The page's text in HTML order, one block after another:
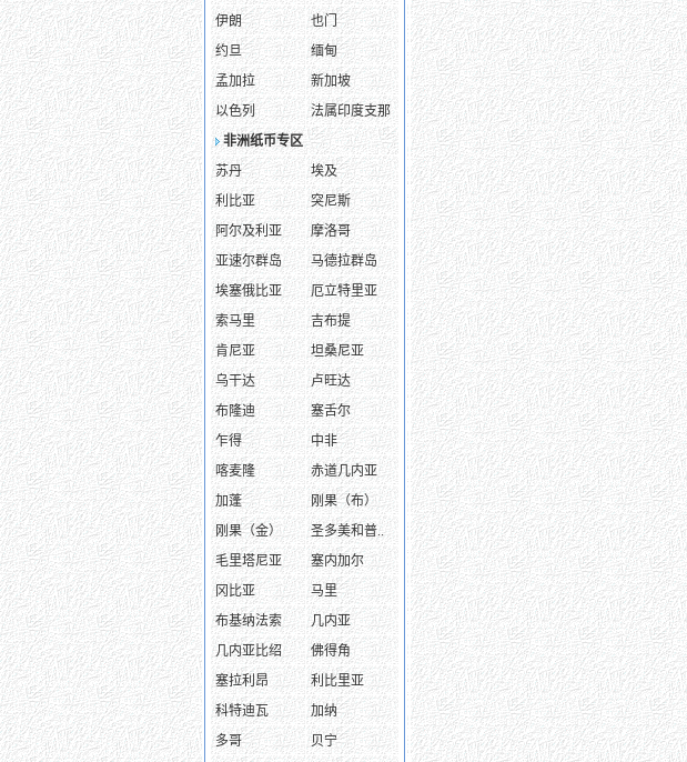
伊朗
也门
约旦
缅甸
孟加拉
新加坡
以色列
法属印度支那
非洲纸币专区
苏丹
埃及
利比亚
突尼斯
阿尔及利亚
摩洛哥
亚速尔群岛
马德拉群岛
埃塞俄比亚
厄立特里亚
索马里
吉布提
肯尼亚
坦桑尼亚
乌干达
卢旺达
布隆迪
塞舌尔
乍得
中非
喀麦隆
赤道几内亚
加蓬
刚果（布）
刚果（金）
圣多美和普..
毛里塔尼亚
塞内加尔
冈比亚
马里
布基纳法索
几内亚
几内亚比绍
佛得角
塞拉利昂
利比里亚
科特迪瓦
加纳
多哥
贝宁